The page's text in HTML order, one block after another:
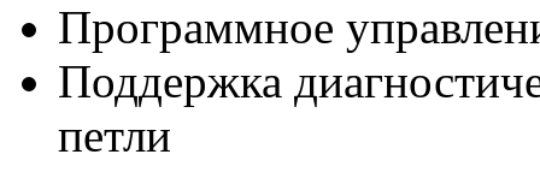
Программное
Поддержка
петли